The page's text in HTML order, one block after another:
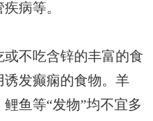
病等。
不吃含锌的丰富的食
发癫痫的食物。羊
鱼等“发物”均不宜多